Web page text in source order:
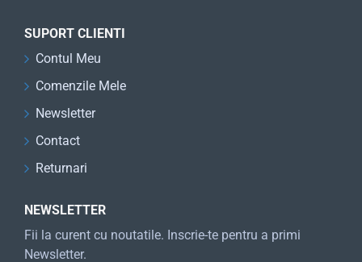
SUPORT CLIENTI
Contul Meu
Comenzile Mele
Newsletter
Contact
Returnari
NEWSLETTER
Fii la curent cu noutatile. Inscrie-te pentru a primi
Newsletter.